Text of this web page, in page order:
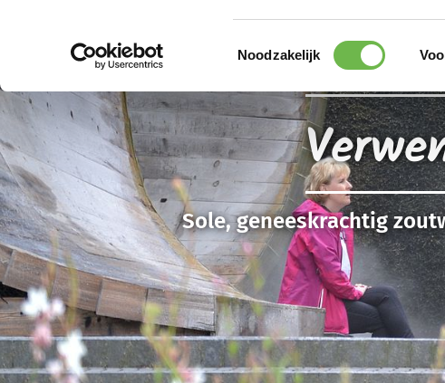
overdracht niet plaatsvinden.
We geven u hier graag meer
Toestemmingsselectie
Noodzakelijk
Sole, geneeskrachtig